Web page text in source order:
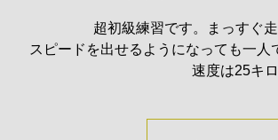
超初級練習です。まっすぐ
スピードを出せるようになっても一人
速度は25キ